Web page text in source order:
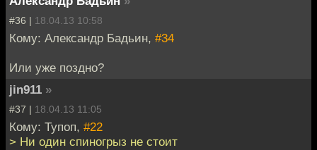
#36 | 18.04.13 10:58
Кому: Александр Бадьин, #34
Или уже поздно?
jin911 »
#37 | 18.04.13 11:05
Кому: Тупоп, #22
> Ни один спиногрыз не стоит